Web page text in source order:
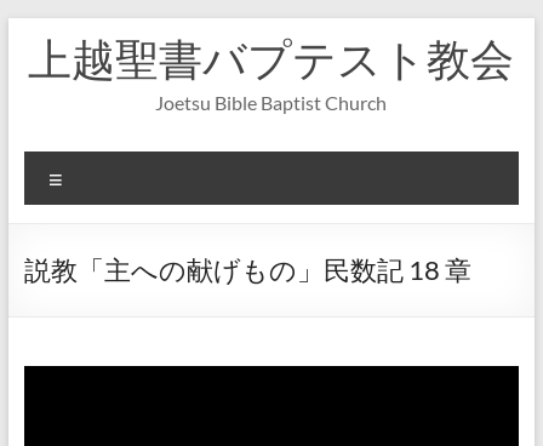
へ
上越聖書バプテスト教会
Joetsu Bible Baptist Church
ニ
ー
説教「主への献げもの」民数記 18 章